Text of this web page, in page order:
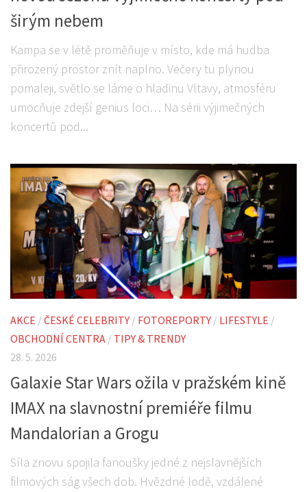
širým nebem
Kampa se v létě proměňuje v místo, kde má hudba
přirozený prostor znít naplno. Večery tu plynou
pomaleji, světlo se láme o hladinu Vltavy, atmosféru
umocňuje zdejší genius loci… Na sérii výjimečných
koncertů pod...
AKCE / ČESKÉ CELEBRITY / FOTOREPORTY / LIFESTYLE /
OBCHODNÍ CENTRA / TIPY & TRENDY
28. 5. 2026
Galaxie Star Wars ožila v pražském kině
IMAX na slavnostní premiéře filmu
Mandalorian a Grogu
Síla znovu spojila fanoušky jedné z nejslavnějších
filmových ság všech dob. Hvězdné lodě, vzdálené